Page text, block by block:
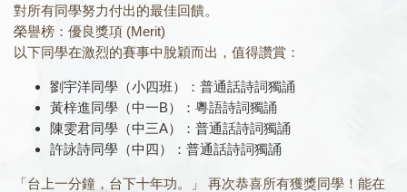
對所有同學努力付出的最佳回饋。
榮譽榜：優良獎項 (Merit)
以下同學在激烈的賽事中脫穎而出，值得讚賞：
劉宇洋同學（小四班）：普通話詩詞獨誦
黃梓進同學（中一B）：粵語詩詞獨誦
陳雯君同學（中三A）：普通話詩詞獨誦
許詠詩同學（中四）：普通話詩詞獨誦
「台上一分鐘，台下十年功。」 再次恭喜所有獲獎同學！能在